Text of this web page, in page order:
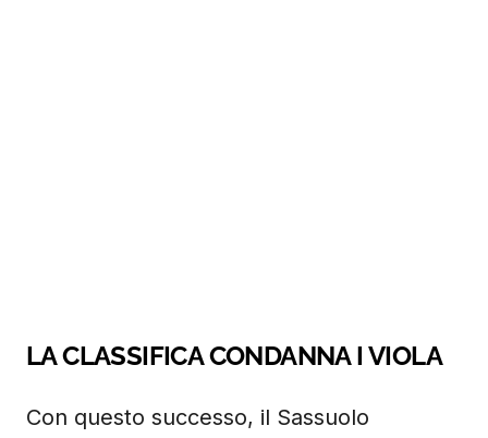
LA CLASSIFICA CONDANNA I VIOLA
Con questo successo, il Sassuolo